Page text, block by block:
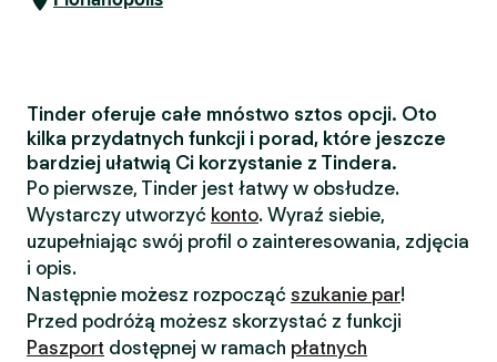
Tinder oferuje całe mnóstwo sztos opcji. Oto
kilka przydatnych funkcji i porad, które jeszcze
bardziej ułatwią Ci korzystanie z Tindera.
Po pierwsze, Tinder jest łatwy w obsłudze.
Wystarczy utworzyć konto. Wyraź siebie,
uzupełniając swój profil o zainteresowania, zdjęcia
i opis.
Następnie możesz rozpocząć szukanie par!
Przed podróżą możesz skorzystać z funkcji
Paszport dostępnej w ramach płatnych